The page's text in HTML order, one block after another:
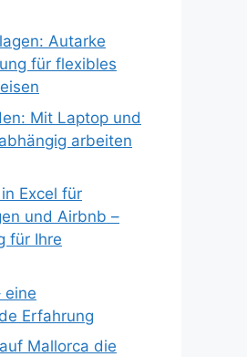
Autarke
für flexibles
Mit Laptop und
arbeiten
Excel für
und Airbnb –
für Ihre
eine
Erfahrung
Mallorca die